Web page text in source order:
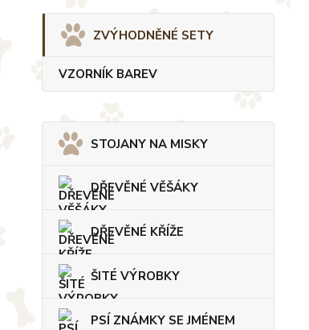
ZVÝHODNĚNÉ SETY
VZORNÍK BAREV
STOJANY NA MISKY
DŘEVĚNÉ VĚŠÁKY
DŘEVĚNÉ KŘÍŽE
ŠITÉ VÝROBKY
PSÍ ZNÁMKY SE JMÉNEM